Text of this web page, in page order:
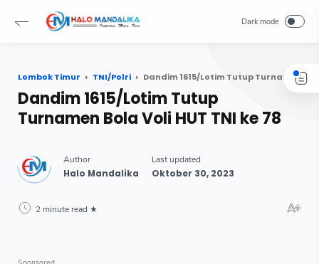
Lombok Timur TNI/Polri Dandim 1615/Lotim Tutup Turnamen Bola Voli HUT TNI ke 78
Dandim 1615/Lotim Tutup
Turnamen Bola Voli HUT TNI ke 78
2 minute read